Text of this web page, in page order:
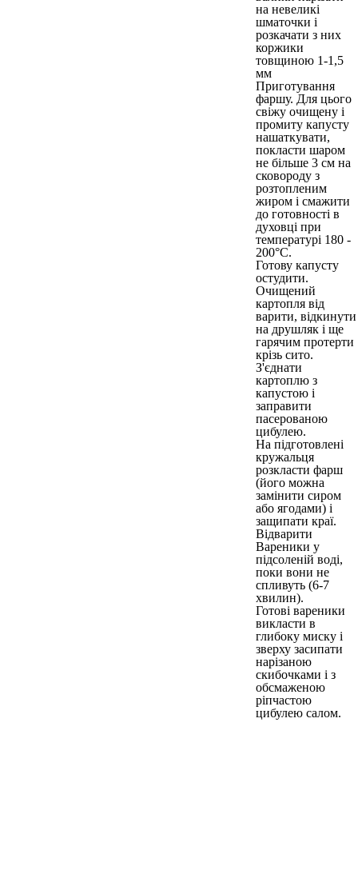
на невеликі
шматочки і
розкачати з них
коржики
товщиною 1-1,5
мм
Приготування
фаршу. Для цього
свіжу очищену і
промиту капусту
нашаткувати,
покласти шаром
не більше 3 см на
сковороду з
розтопленим
жиром і смажити
до готовності в
духовці при
температурі 180 -
200°С.
Готову капусту
остудити.
Очищений
картопля від
варити, відкинути
на друшляк і ще
гарячим протерти
крізь сито.
З'єднати
картоплю з
капустою і
заправити
пасерованою
цибулею.
На підготовлені
кружальця
розкласти фарш
(його можна
замінити сиром
або ягодами) і
защипати краї.
Відварити
Вареники у
підсоленій воді,
поки вони не
спливуть (6-7
хвилин).
Готові вареники
викласти в
глибоку миску і
зверху засипати
нарізаною
скибочками і з
обсмаженою
ріпчастою
цибулею салом.